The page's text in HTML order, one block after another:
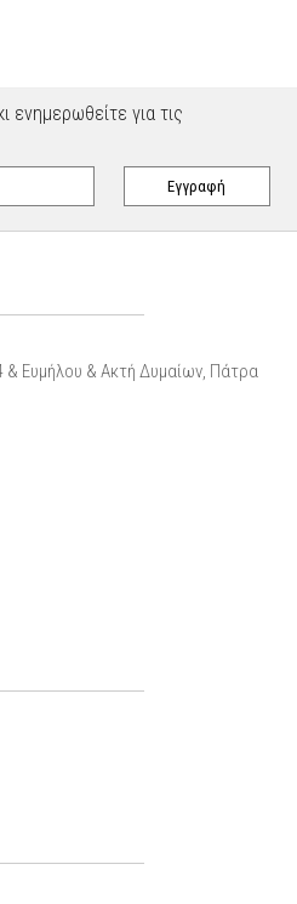
ενημερωθείτε για τις
& Ευμήλου & Ακτή Δυμαίων, Πάτρα